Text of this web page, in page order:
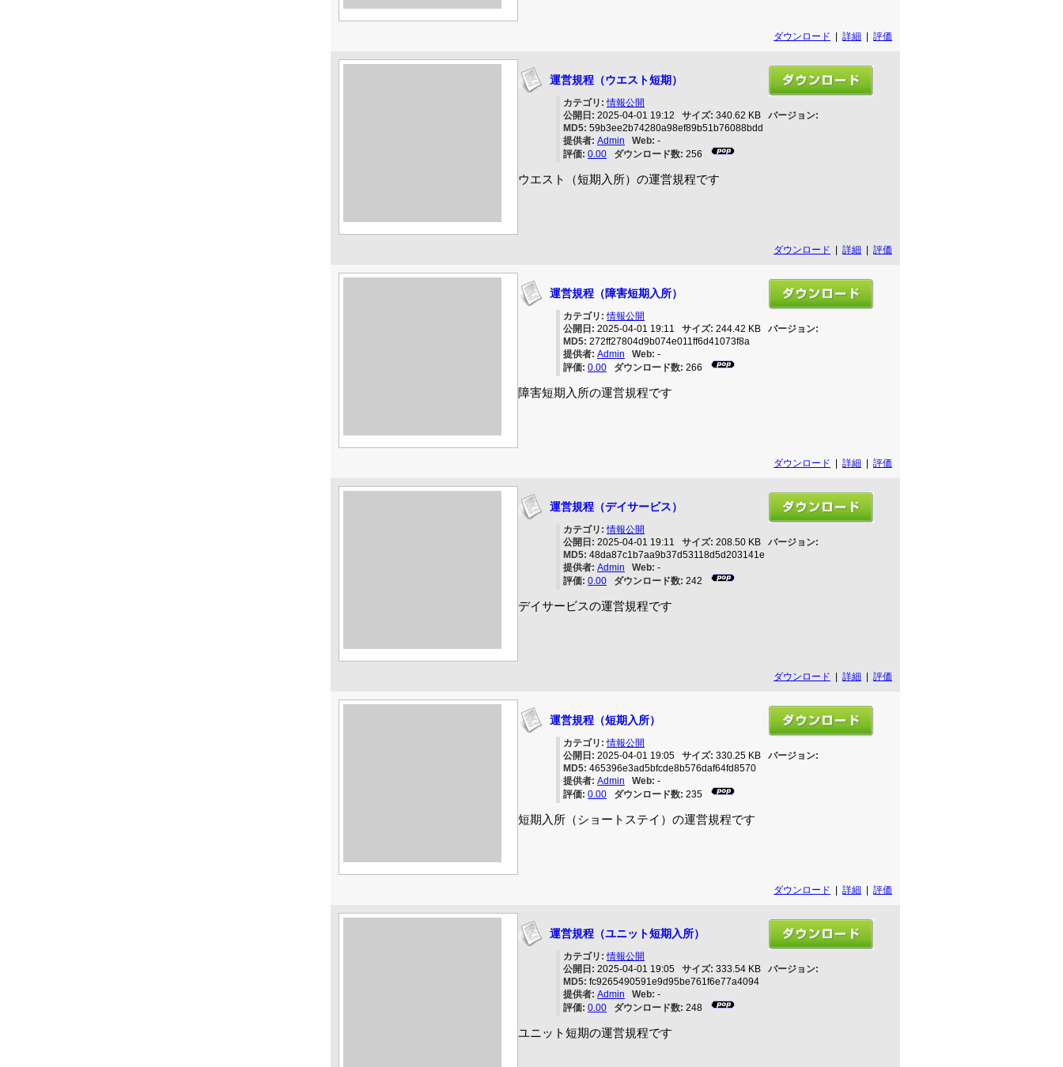
ダウンロード | 詳細 | 評価
運営規程（ウエスト短期）
カテゴリ:情報公開
公開日: 2025-04-01 19:12 サイズ: 340.62 KB バージョン:
MD5: 59b3ee2b74280a98ef89b51b76088bdd
提供者: Admin Web: -
評価: 0.00 ダウンロード数: 256
ウエスト（短期入所）の運営規程です
ダウンロード | 詳細 | 評価
運営規程（障害短期入所）
カテゴリ:情報公開
公開日: 2025-04-01 19:11 サイズ: 244.42 KB バージョン:
MD5: 272ff27804d9b074e011ff6d41073f8a
提供者: Admin Web: -
評価: 0.00 ダウンロード数: 266
障害短期入所の運営規程です
ダウンロード | 詳細 | 評価
運営規程（デイサービス）
カテゴリ:情報公開
公開日: 2025-04-01 19:11 サイズ: 208.50 KB バージョン:
MD5: 48da87c1b7aa9b37d53118d5d203141e
提供者: Admin Web: -
評価: 0.00 ダウンロード数: 242
デイサービスの運営規程です
ダウンロード | 詳細 | 評価
運営規程（短期入所）
カテゴリ:情報公開
公開日: 2025-04-01 19:05 サイズ: 330.25 KB バージョン:
MD5: 465396e3ad5bfcde8b576daf64fd8570
提供者: Admin Web: -
評価: 0.00 ダウンロード数: 235
短期入所（ショートステイ）の運営規程です
ダウンロード | 詳細 | 評価
運営規程（ユニット短期入所）
カテゴリ:情報公開
公開日: 2025-04-01 19:05 サイズ: 333.54 KB バージョン:
MD5: fc9265490591e9d95be761f6e77a4094
提供者: Admin Web: -
評価: 0.00 ダウンロード数: 248
ユニット短期の運営規程です